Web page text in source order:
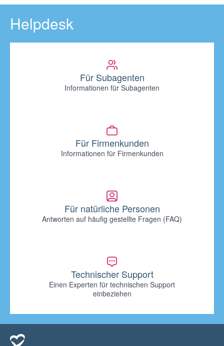
Helpdesk
Für Subagenten
Informationen für Subagenten
Für Firmenkunden
Informationen für Firmenkunden
Für natürliche Personen
Antworten auf häufig gestellte Fragen (FAQ)
Technischer Support
Einen Experten für technischen Support
einbeziehen